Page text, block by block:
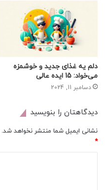
دلم یه غذای جدید و خوشمزه
می‌خواد: 15 ایده عالی
دسامبر 11, 2024
دیدگاهتان را بنویسید
نشانی ایمیل شما منتشر نخواهد شد.
*